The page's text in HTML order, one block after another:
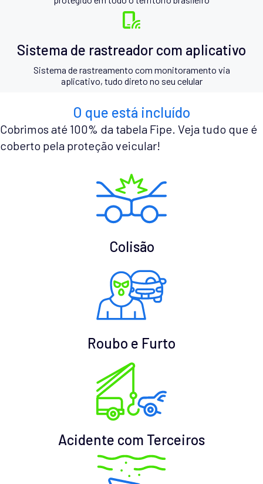
Sistema de rastreador com aplicativo
Sistema de rastreamento com monitoramento via
aplicativo, tudo direto no seu celular
O que está incluído
Cobrimos até 100% da tabela Fipe. Veja tudo que é
coberto pela proteção veicular!
Colisão
Roubo e Furto
Acidente com Terceiros